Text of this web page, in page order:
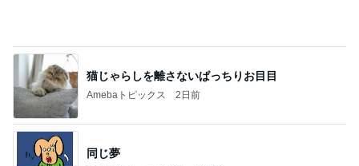
猫じゃらしを離さないぱっちりお目目
Amebaトピックス 2日前
同じ夢